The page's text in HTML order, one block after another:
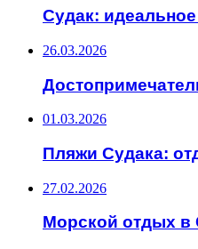
Судак:
26.03.2026
01.03.2026
Пляжи Судака:
27.02.2026
Морской отдых в